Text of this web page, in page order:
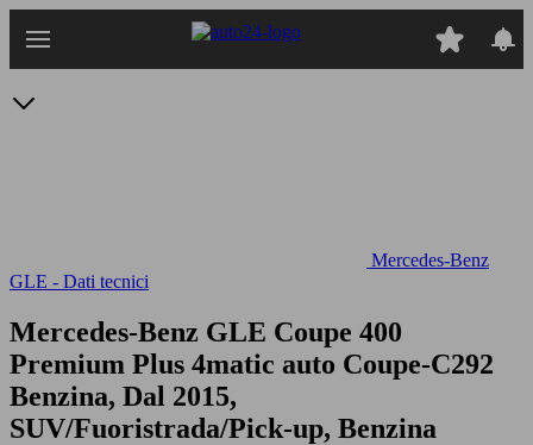
Mercedes-Benz
GLE - Dati tecnici
Mercedes-Benz GLE Coupe 400
Premium Plus 4matic auto Coupe-C292
Benzina, Dal 2015,
SUV/Fuoristrada/Pick-up, Benzina